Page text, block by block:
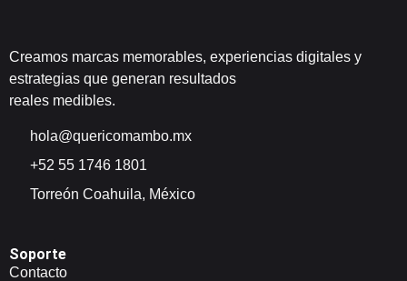
Creamos marcas memorables, experiencias digitales y
estrategias que generan resultados
reales medibles.
hola@quericomambo.mx
+52 55 1746 1801
Torreón Coahuila, México
Soporte
Contacto